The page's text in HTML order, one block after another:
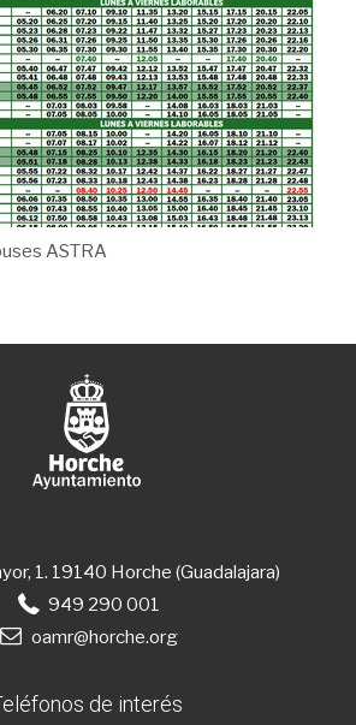
ASTRA
1. 19140 Horche (Guadalajara)
949 290 001
oamr@horche.org
de interés